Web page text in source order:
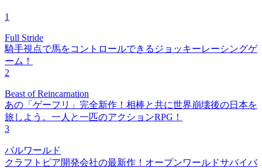
1
Full Stride
騎手視点で馬をコントロールできるジョッキーレーシングゲ
ーム！
2
Beast of Reincarnation
あの「ゲーフリ」完全新作！相棒と共に世界崩壊後の日本を
旅しよう。一人と一匹のアクションRPG！
3
パルワールド
クラフトピア開発会社の最新作！オープンワールドサバイバ